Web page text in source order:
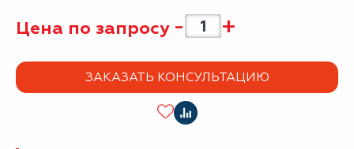
Цена по запросу - +
ЗАКАЗАТЬ КОНСУЛЬТАЦИЮ